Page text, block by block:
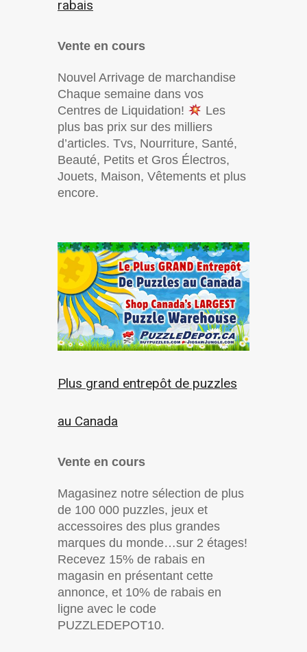
rabais
Vente en cours
Nouvel Arrivage de marchandise
Chaque semaine dans vos
Centres de Liquidation!
Les
plus bas prix sur des milliers
d’articles. Tvs, Nourriture, Santé,
Beauté, Petits et Gros Électros,
Jouets, Maison, Vêtements et plus
encore.
Plus grand entrepôt de puzzles
au Canada
Vente en cours
Magasinez notre sélection de plus
de 100 000 puzzles, jeux et
accessoires des plus grandes
marques du monde…sur 2 étages!
Recevez 15% de rabais en
magasin en présentant cette
annonce, et 10% de rabais en
ligne avec le code
PUZZLEDEPOT10.